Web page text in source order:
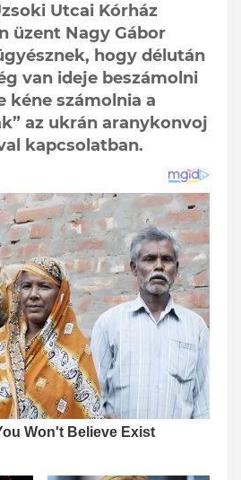
Utcai Kórház
üzent Nagy Gábor
hogy délután
van ideje beszámolni
kéne számolnia a
az ukrán aranykonvoj
kapcsolatban.